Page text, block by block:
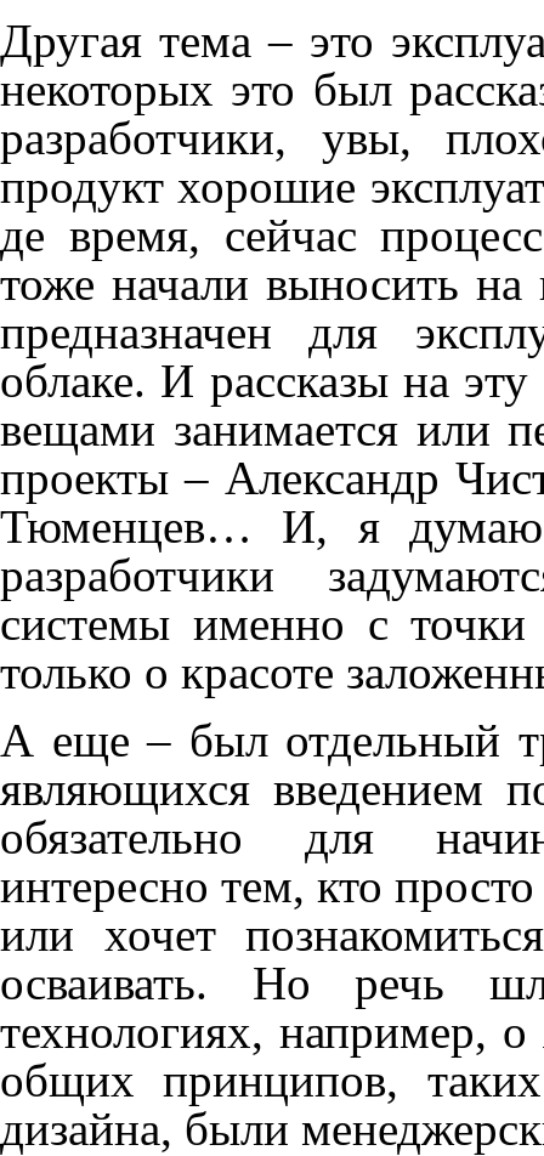
Другая тема – это
некоторых это был
разработчики, увы,
продукт хорошие
де время, сейчас
тоже начали выносить
предназначен для
облаке. И рассказы на
вещами занимается или
проекты – Александр
Тюменцев… И, я думаю.
разработчики
системы именно с точки
только о красоте
А еще – был отдельный
являющихся введением
обязательно для
интересно тем, кто
или хочет
осваивать. Но речь
технологиях, например,
общих принципов,
дизайна, были